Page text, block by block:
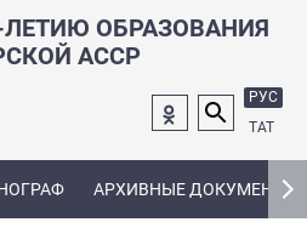
ЛЕТИЮ ОБРАЗОВАНИЯ
АССР
РУС
ТАТ
АРХИВНЫЕ ДОКУМЕНТЫ